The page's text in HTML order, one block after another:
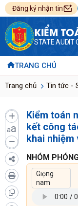
Đăng ký nhận tin
KIỂM
STATE AUDIT
TRANG CHỦ
Trang chủ Tin tức -
aa
Kiểm toán
kết công
khai nhiệm
NHÓM